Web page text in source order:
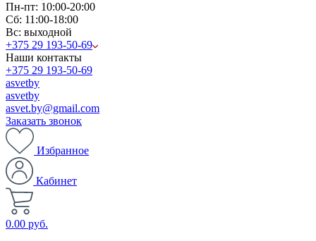
Пн-пт: 10:00-20:00
Сб: 11:00-18:00
Вс: выходной
+375 29 193-50-69
Наши контакты
+375 29 193-50-69
asvetby
asvetby
asvet.by@gmail.com
Заказать звонок
Избранное
Кабинет
0.00 руб.